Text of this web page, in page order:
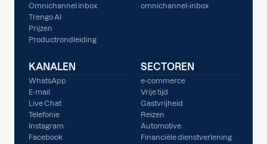
Omnichannel inbox
Trengo AI
Prijzen
Productrondleiding
omnichannel-inbox
KANALEN
WhatsApp
E-mail
Live Chat
Telefonie
Instagram
Facebook
SECTOREN
e-commerce
Vrije tijd
Gastvrijheid
Reizen
Automotive
Financiële dienstverlening